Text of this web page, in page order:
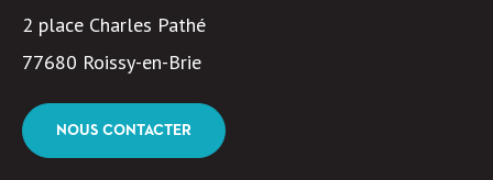
2 place Charles Pathé
77680 Roissy-en-Brie
NOUS CONTACTER